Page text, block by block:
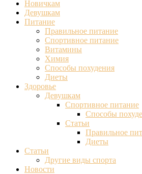
Новичкам
Девушкам
Питание
Правильное питание
Спортивное питание
Витамины
Химия
Способы похудения
Диеты
Здоровье
Девушкам
Спортивное питание
Способы
Статьи
Правильное
Диеты
Статьи
Другие виды спорта
Новости